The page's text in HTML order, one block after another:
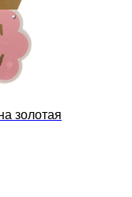
золотая